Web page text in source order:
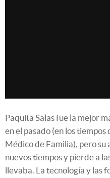
Paquita Salas fue la mejor
en el pasado (en los
Médico de Familia), pero su
nuevos tiempos y pierde a
llevaba. La tecnología y las